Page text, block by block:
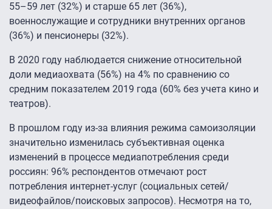
55–59 лет (32%) и старше 65 лет (36%),
военнослужащие и сотрудники внутренних органов
(36%) и пенсионеры (32%).
В 2020 году наблюдается снижение относительной
доли медиаохвата (56%) на 4% по сравнению со
средним показателем 2019 года (60% без учета кино и
театров).
В прошлом году из-за влияния режима самоизоляции
значительно изменилась субъективная оценка
изменений в процессе медиапотребления среди
россиян: 96% респондентов отмечают рост
потребления интернет-услуг (социальных сетей/
видеофайлов/поисковых запросов). Несмотря на то,